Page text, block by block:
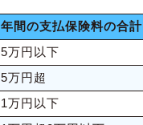
年間の支払保険料の合計
5万円以下
5万円超
1万円以下